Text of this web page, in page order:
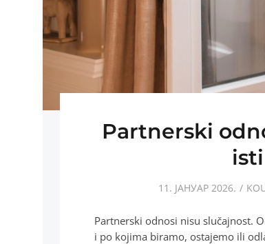
Partnerski
11. ЈАНУАР 2026.
Partnerski odnosi nisu slučajnost.
i po kojima biramo, ostajemo ili